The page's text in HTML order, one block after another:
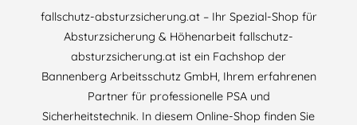
fallschutz-absturzsicherung.at – Ihr Spezial-Shop für
Absturzsicherung & Höhenarbeit fallschutz-
absturzsicherung.at ist ein Fachshop der
Bannenberg Arbeitsschutz GmbH, Ihrem erfahrenen
Partner für professionelle PSA und
Sicherheitstechnik. In diesem Online-Shop finden Sie